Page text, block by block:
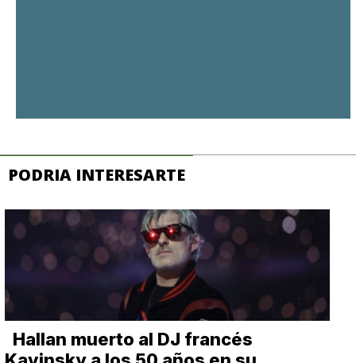
PODRIA INTERESARTE
Hallan muerto al DJ francés